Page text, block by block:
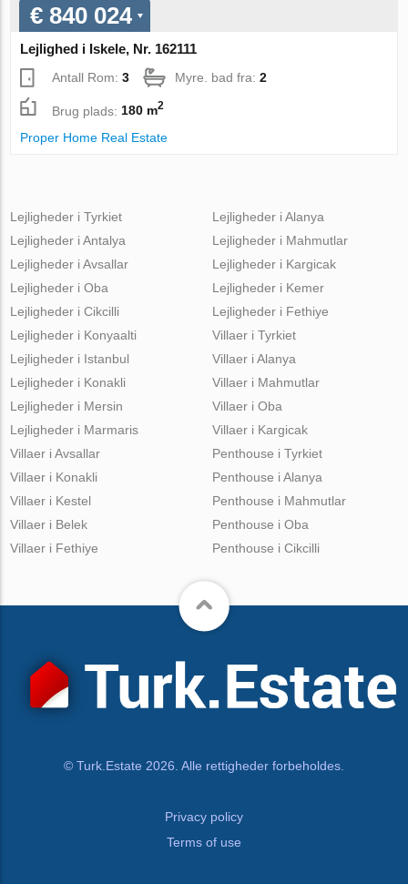
€ 840 024
Lejlighed i Iskele, Nr. 162111
Antall Rom:3 Myre. bad fra:2
Brug plads:180 m2
Proper Home Real Estate
Lejligheder i Tyrkiet
Lejligheder i Antalya
Lejligheder i Avsallar
Lejligheder i Oba
Lejligheder i Cikcilli
Lejligheder i Alanya
Lejligheder i Mahmutlar
Lejligheder i Kargicak
Lejligheder i Kemer
Lejligheder i Fethiye
Lejligheder i Konyaalti
Lejligheder i Istanbul
Lejligheder i Konakli
Lejligheder i Mersin
Lejligheder i Marmaris
Villaer i Tyrkiet
Villaer i Alanya
Villaer i Mahmutlar
Villaer i Oba
Villaer i Kargicak
Villaer i Avsallar
Villaer i Konakli
Villaer i Kestel
Villaer i Belek
Villaer i Fethiye
Penthouse i Tyrkiet
Penthouse i Alanya
Penthouse i Mahmutlar
Penthouse i Oba
Penthouse i Cikcilli
© Turk.Estate 2026. Alle rettigheder forbeholdes.
Privacy policy
Terms of use